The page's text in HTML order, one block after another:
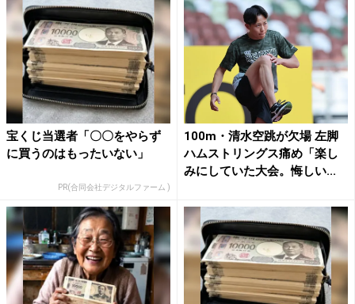
宝くじ当選者「〇〇をやらず
に買うのはもったいない」
PR(合同会社デジタルファーム )
100m・清水空跳が欠場 左脚
ハムストリングス痛め「楽し
みにしていた大会。悔しい...